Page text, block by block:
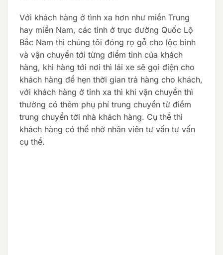
Với khách hàng ở tình xa hơn như miền Trung
hay miền Nam, các tỉnh ở trục đường Quốc Lộ
Bắc Nam thì chúng tôi đóng rọ gỗ cho lộc bình
và vận chuyển tới từng điểm tỉnh của khách
hàng, khi hàng tới nơi thì lái xe sẽ gọi điện cho
khách hàng để hẹn thời gian trả hàng cho khách,
với khách hàng ở tỉnh xa thì khi vận chuyển thì
thường có thêm phụ phí trung chuyển từ điểm
trung chuyển tới nhà khách hàng. Cụ thể thì
khách hàng có thể nhờ nhân viên tư vấn tư vấn
cụ thể.